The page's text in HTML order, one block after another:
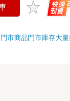
市商品門市庫存大